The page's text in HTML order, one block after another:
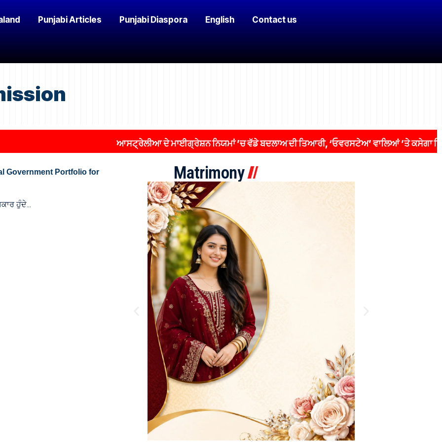
Punjabi Articles Punjabi Diaspora English Contact us
ਆਸਟ੍ਰੇਲੀਆ ਦੇ ਮਾਈਗ੍ਰੇਸ਼ਨ ਨਿਯਮਾਂ ’ਚ ਵੱਡੇ ਬਦਲਾਅ ਦੀ ਤਿਆਰੀ, ‘ਓਵਰਸਟੇਅ’ ਵਾਲਿਆਂ ’ਤੇ ਕਸੇਗਾ ਸ਼ਿਕੰਜਾ
Government Portfolio for
ਹੁੰਦੇ…
Matrimony